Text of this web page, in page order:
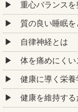
重心バランス
質の良い睡眠を
自律神経とは
体を痛めにく
健康に導く栄養
健康を維持する